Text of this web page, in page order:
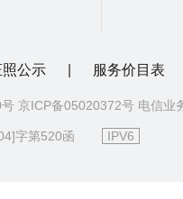
照公示 服务价目表
京ICP备05020372号 电信业
字第520函 IPV6